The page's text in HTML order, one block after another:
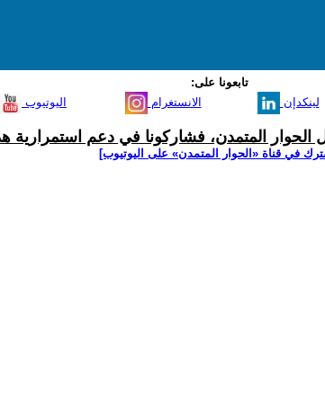
تابعونا على:
اليوتيوب الانستغرام لينكدإن
الحوار المتمدن، فشاركونا في دعم استمرارية
في قناة ‫«الحوار المتمدن» على اليوتيوب]